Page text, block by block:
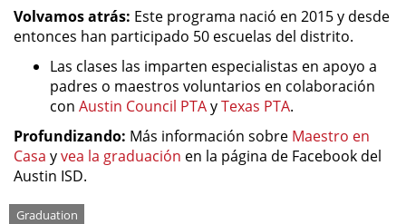
Volvamos atrás: Este programa nació en 2015 y desde
entonces han participado 50 escuelas del distrito.
Las clases las imparten especialistas en apoyo a
padres o maestros voluntarios en colaboración
con Austin Council PTAyTexas PTA.
Profundizando: Más información sobre Maestro en
Casa yvea la graduación en la página de Facebook del
Austin ISD.
Tags
Graduation